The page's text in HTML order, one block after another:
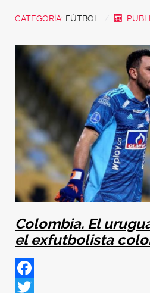
CATEGORÍA: FÚTBOL
Colombia. El
el exfutbolista
Facebook